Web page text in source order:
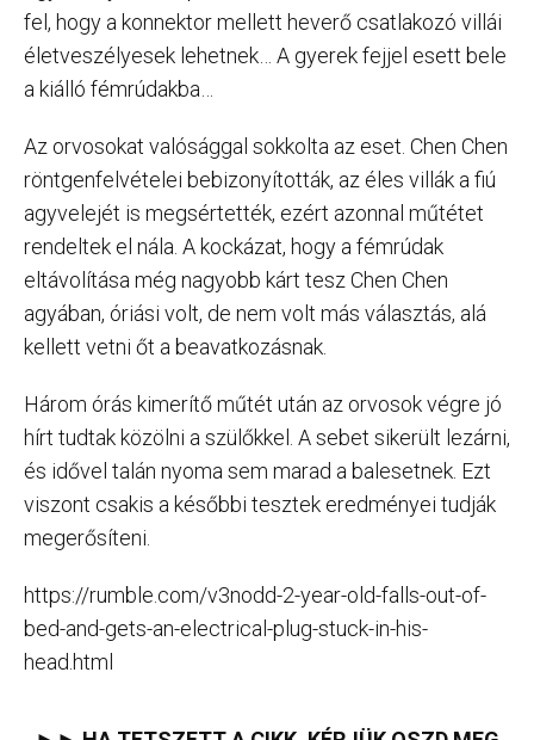
fel, hogy a konnektor mellett heverő csatlakozó villái
életveszélyesek lehetnek… A gyerek fejjel esett bele
a kiálló fémrúdakba…
Az orvosokat valósággal sokkolta az eset. Chen Chen
röntgenfelvételei bebizonyították, az éles villák a fiú
agyvelejét is megsértették, ezért azonnal műtétet
rendeltek el nála. A kockázat, hogy a fémrúdak
eltávolítása még nagyobb kárt tesz Chen Chen
agyában, óriási volt, de nem volt más választás, alá
kellett vetni őt a beavatkozásnak.
Három órás kimerítő műtét után az orvosok végre jó
hírt tudtak közölni a szülőkkel. A sebet sikerült lezárni,
és idővel talán nyoma sem marad a balesetnek. Ezt
viszont csakis a későbbi tesztek eredményei tudják
megerősíteni.
https://rumble.com/v3nodd-2-year-old-falls-out-of-
bed-and-gets-an-electrical-plug-stuck-in-his-
head.html